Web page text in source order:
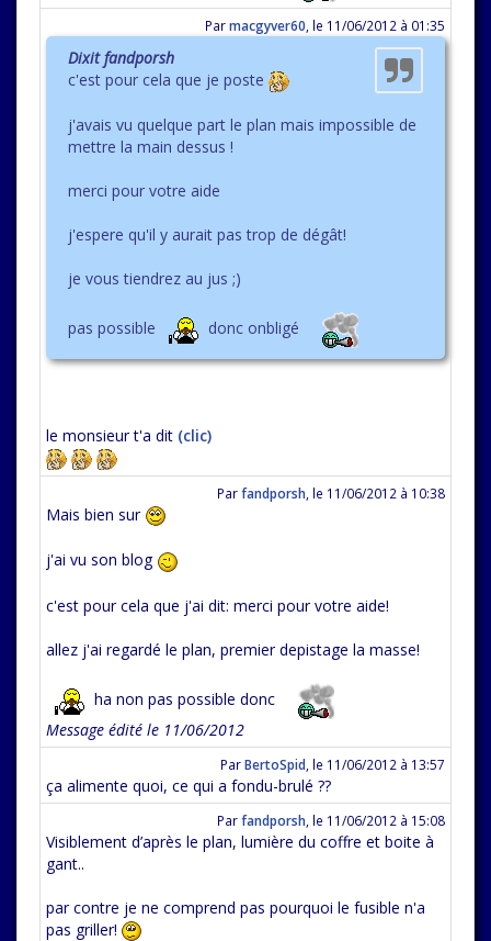
Parmacgyver60 le 11/06/2012 à 01:35
Dixit fandporsh
c'est pour cela que je poste
j'avais vu quelque part le plan mais impossible de
mettre la main dessus !
merci pour votre aide
j'espere qu'il y aurait pas trop de dégât!
je vous tiendrez au jus ;)
pas possible donc onbligé
le monsieur t'a dit (clic)
Parfandporsh le 11/06/2012 à 10:38
Mais bien sur
j'ai vu son blog
c'est pour cela que j'ai dit: merci pour votre aide!
allez j'ai regardé le plan, premier depistage la masse!
ha non pas possible donc
Message édité le 11/06/2012
ParBertoSpid le 11/06/2012 à 13:57
ça alimente quoi, ce qui a fondu-brulé ??
Parfandporsh le 11/06/2012 à 15:08
Visiblement d’après le plan, lumière du coffre et boite à
gant..
par contre je ne comprend pas pourquoi le fusible n'a
pas griller!